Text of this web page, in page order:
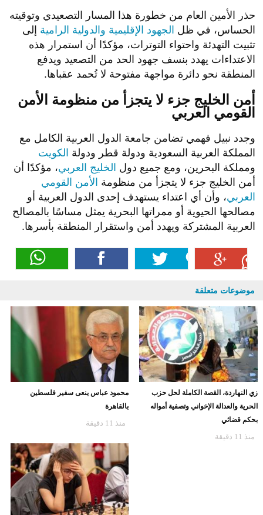
حذر الأمين العام من خطورة هذا المسار التصعيدي وتوقيته
الحساس، في ظل الجهود الإقليمية والدولية الرامية إلى
تثبيت التهدئة واحتواء التوترات، مؤكدًا أن استمرار هذه
الاعتداءات يهدد بنسف جهود الحد من التصعيد ويدفع
المنطقة نحو دائرة مواجهة مفتوحة لا تُحمد عقباها.
أمن الخليج جزء لا يتجزأ من منظومة الأمن
القومي العربي
وجدد نبيل فهمي تضامن جامعة الدول العربية الكامل مع
المملكة العربية السعودية ودولة قطر ودولة الكويت
ومملكة البحرين، ومع جميع دول الخليج العربي، مؤكدًا أن
أمن الخليج جزء لا يتجزأ من منظومة الأمن القومي
العربي، وأن أي اعتداء يستهدف إحدى الدول العربية أو
مصالحها الحيوية أو ممراتها البحرية يمثل مساسًا بالمصالح
العربية المشتركة ويهدد أمن واستقرار المنطقة بأسرها.
موضوعات متعلقة
زي النهاردة، القصة الكاملة لحل حزب
الحرية والعدالة الإخواني وتصفية أمواله
بحكم قضائي
منذ 11 دقيقة
محمود عباس ينعى سفير فلسطين
بالقاهرة
منذ 11 دقيقة